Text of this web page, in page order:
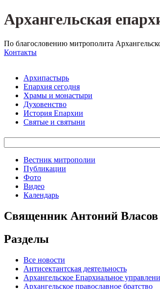
Архангельская
По благословению митрополита
Контакты
Архипастырь
Епархия сегодня
Храмы и монастыри
Духовенство
История Епархии
Святые и святыни
Вестник митрополии
Публикации
Фото
Видео
Календарь
Священник Антоний Власов
Разделы
Все новости
Антисектантская деятельность
Архангельское Епархиальное
Архангельское православное братство